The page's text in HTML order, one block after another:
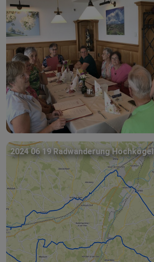
2024 06 19 Radwanderung Hochkogel